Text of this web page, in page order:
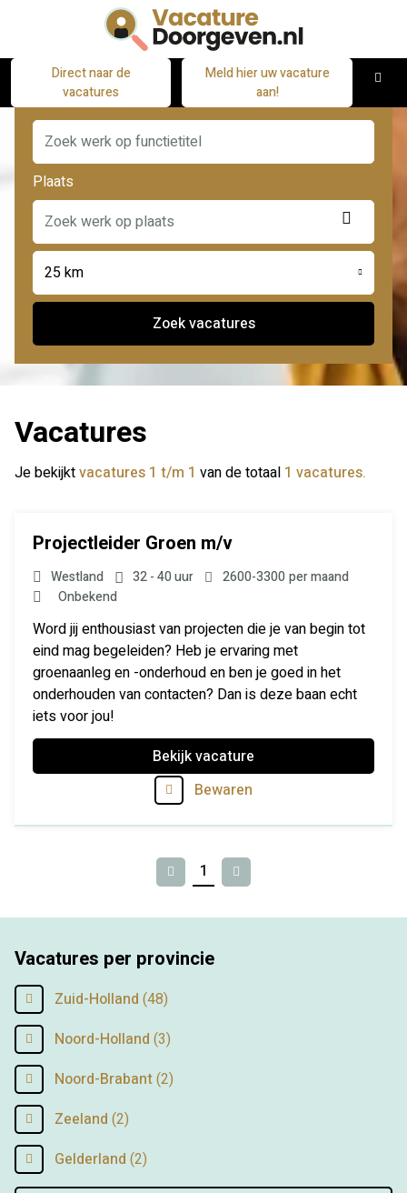
Direct naar de
vacatures
Meld hier uw vacature
aan!
Functie
Plaats
ophalen
25 km
Zoek vacatures
Vacatures
Je bekijktvacatures 1 t/m 1 van de totaal 1 vacatures.
Projectleider Groen m/v
Westland 32 - 40 uur 2600-3300per maand
Onbekend
Word jij enthousiast van projecten die je van begin tot
eind mag begeleiden? Heb je ervaring met
groenaanleg en -onderhoud en ben je goed in het
onderhouden van contacten? Dan is deze baan echt
iets voor jou!
Bekijk vacature
Bewaren
Vorige
1
Vacatures per provincie
Zuid-Holland (48)
Noord-Holland (3)
Noord-Brabant(2)
Zeeland (2)
Gelderland (2)